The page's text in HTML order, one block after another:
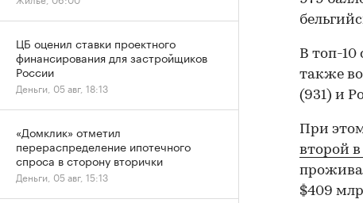
В топ-10
также
(931) и
При
второй
$409
ЦБ оценил ставки проектного
финансирования для застройщиков
России
Деньги, 05 авг, 18:13
«Домклик» отметил
перераспределение ипотечного
спроса в сторону вторички
Деньги, 05 авг, 15:13